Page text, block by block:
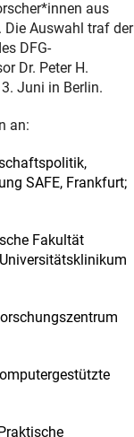
aus
Die Auswahl traf der
DFG-
Dr. Peter H.
Juni in Berlin.
an:
SAFE, Frankfurt;
Fakultät